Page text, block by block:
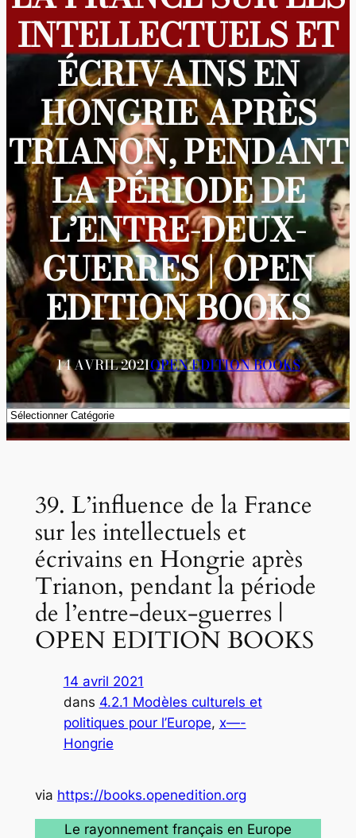
INTELLECTUELS ET
ÉCRIVAINS EN
HONGRIE APRÈS
TRIANON, PENDANT
LA PÉRIODE DE
L’ENTRE-DEUX-
GUERRES | OPEN
EDITION BOOKS
14 AVRIL 2021OPEN EDITION BOOKS
Catégories
39. L’influence de la France
sur les intellectuels et
écrivains en Hongrie après
Trianon, pendant la période
de l’entre-deux-guerres |
OPEN EDITION BOOKS
14 avril 2021
dans 4.2.1 Modèles culturels et
politiques pour l’Europe, x—-
Hongrie
via https://books.openedition.org
Le rayonnement français en Europe